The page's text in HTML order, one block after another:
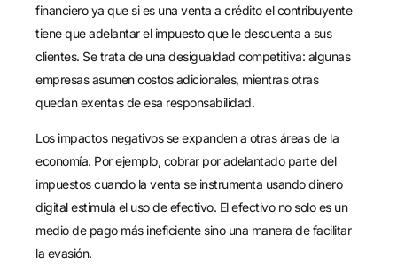
financiero ya que si es una venta a crédito el contribuyente
tiene que adelantar el impuesto que le descuenta a sus
clientes. Se trata de una desigualdad competitiva: algunas
empresas asumen costos adicionales, mientras otras
quedan exentas de esa responsabilidad.
Los impactos negativos se expanden a otras áreas de la
economía. Por ejemplo, cobrar por adelantado parte del
impuestos cuando la venta se instrumenta usando dinero
digital estimula el uso de efectivo. El efectivo no solo es un
medio de pago más ineficiente sino una manera de facilitar
la evasión.